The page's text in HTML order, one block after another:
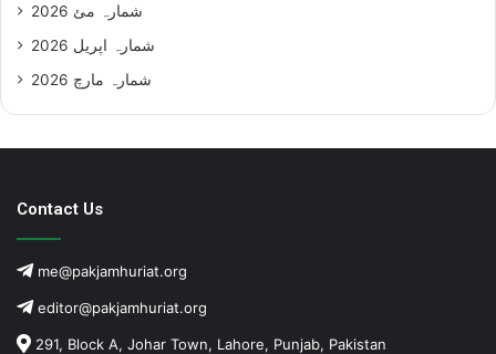
شمارہ مئ 2026
شمارہ اپریل 2026
شمارہ مارچ 2026
Contact Us
me@pakjamhuriat.org
editor@pakjamhuriat.org
291, Block A, Johar Town, Lahore, Punjab, Pakistan